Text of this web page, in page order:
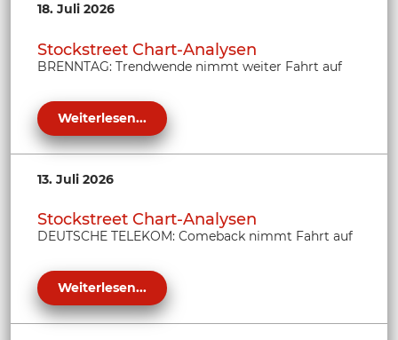
18. Juli 2026
Stockstreet Chart-Analysen
BRENNTAG: Trendwende nimmt weiter Fahrt auf
Weiterlesen...
13. Juli 2026
Stockstreet Chart-Analysen
DEUTSCHE TELEKOM: Comeback nimmt Fahrt auf
Weiterlesen...